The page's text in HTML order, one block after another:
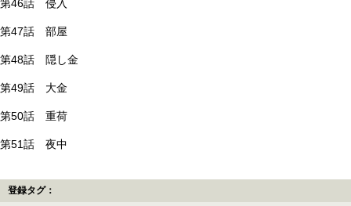
第46話 侵入
第47話 部屋
第48話 隠し金
第49話 大金
第50話 重荷
第51話 夜中
登録タグ：